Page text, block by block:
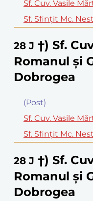
Sf. Cuv. Vasile
Sf. Sfinţit Mc.
28 J †) Sf.
Romanul şi
Dobrogea
(Post)
Sf. Cuv. Vasile
Sf. Sfinţit Mc.
28 J †) Sf.
Romanul şi
Dobrogea